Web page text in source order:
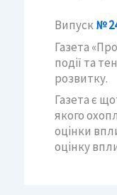
Випуск№
Газета
події та
розвитку.
Газета є
якого
оцінки
оцінку